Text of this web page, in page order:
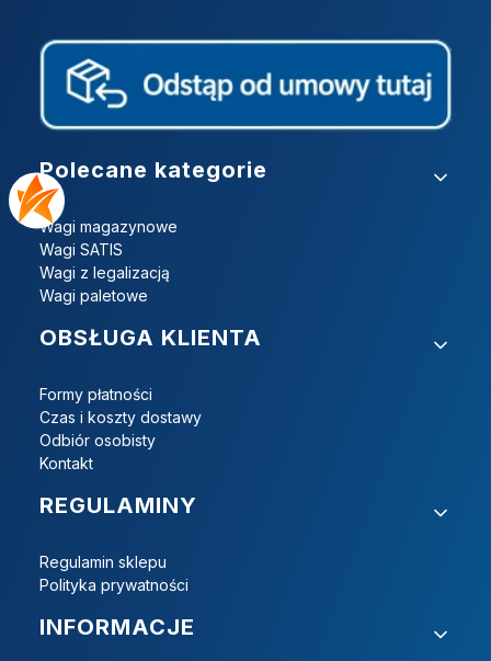
Linki w stopce
Polecane kategorie
Wagi magazynowe
Wagi SATIS
Wagi z legalizacją
Wagi paletowe
OBSŁUGA KLIENTA
Formy płatności
Czas i koszty dostawy
Odbiór osobisty
Kontakt
REGULAMINY
Regulamin sklepu
Polityka prywatności
INFORMACJE